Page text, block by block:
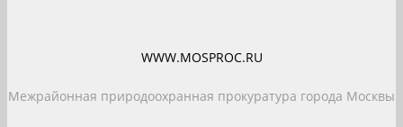
WWW.MOSPROC.RU
Межрайонная природоохранная прокуратура города Москвы